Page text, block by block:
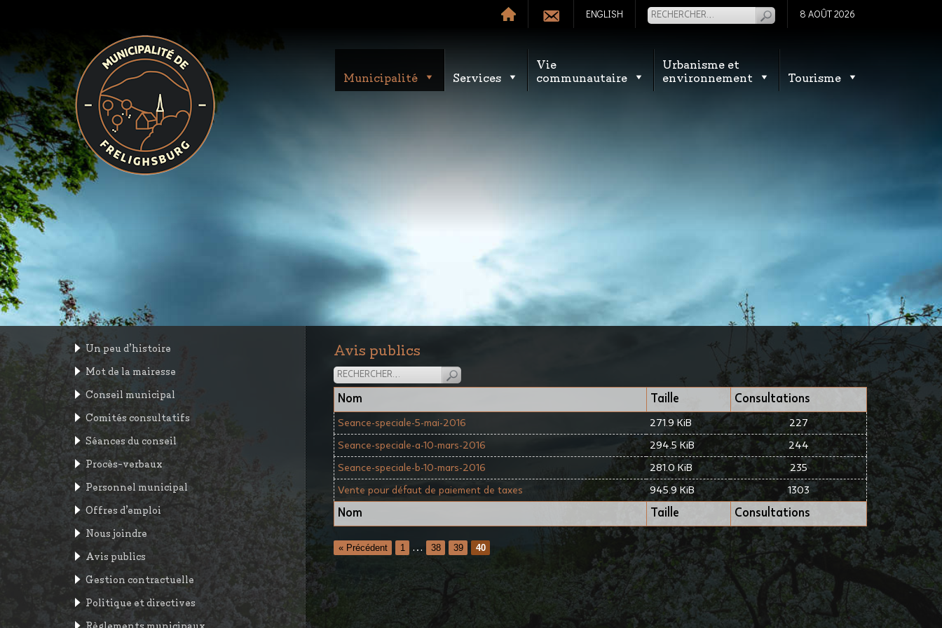
ENGLISH 8 AOÛT 2026
Municipalité Services
Vie
communautaire
Urbanisme et
environnement
Tourisme
Avis publics
Nom Taille Consultations
Nom Taille Consultations
Seance-speciale-5-mai-2016 271.9 KiB 227
Seance-speciale-a-10-mars-2016 294.5 KiB 244
Seance-speciale-b-10-mars-2016 281.0 KiB 235
Vente pour défaut de paiement de taxes 945.9 KiB 1303
« Précédent 1 … 38 39 40
Un peu d’histoire
Mot de la mairesse
Conseil municipal
Comités consultatifs
Séances du conseil
Procès-verbaux
Personnel municipal
Offres d’emploi
Nous joindre
Avis publics
Gestion contractuelle
Politique et directives
Règlements municipaux